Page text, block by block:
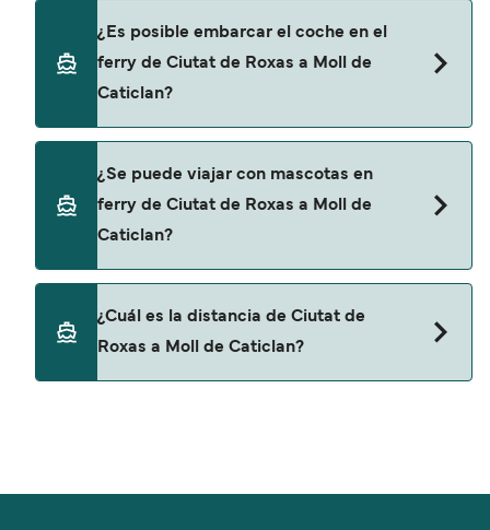
de Roxas a Moll de Caticlan con:
2GO Travel
¿Es posible embarcar el coche en el
ferry de Ciutat de Roxas a Moll de
Caticlan?
Caticlan.
¿Se puede viajar con mascotas en
ferry de Ciutat de Roxas a Moll de
Caticlan?
¿Cuál es la distancia de Ciutat de
Roxas a Moll de Caticlan?